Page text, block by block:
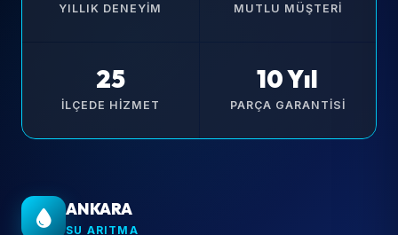
YILLIK DENEYIM MUTLU MÜŞTERI
25
İLÇEDE HIZMET
10 Yıl
PARÇA GARANTISI
ANKARA
SU ARITMA